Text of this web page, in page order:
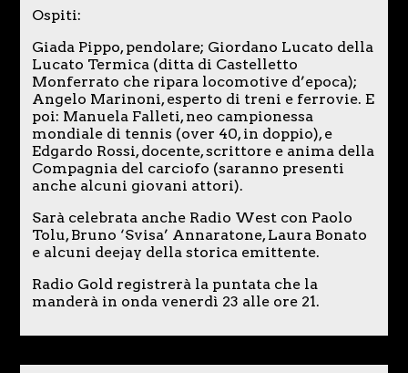
Ospiti:
Giada Pippo, pendolare; Giordano Lucato della
Lucato Termica (ditta di Castelletto
Monferrato che ripara locomotive d’epoca);
Angelo Marinoni, esperto di treni e ferrovie. E
poi: Manuela Falleti, neo campionessa
mondiale di tennis (over 40, in doppio), e
Edgardo Rossi, docente, scrittore e anima della
Compagnia del carciofo (saranno presenti
anche alcuni giovani attori).
Sarà celebrata anche Radio West con Paolo
Tolu, Bruno ‘Svisa’ Annaratone, Laura Bonato
e alcuni deejay della storica emittente.
Radio Gold registrerà la puntata che la
manderà in onda venerdì 23 alle ore 21.